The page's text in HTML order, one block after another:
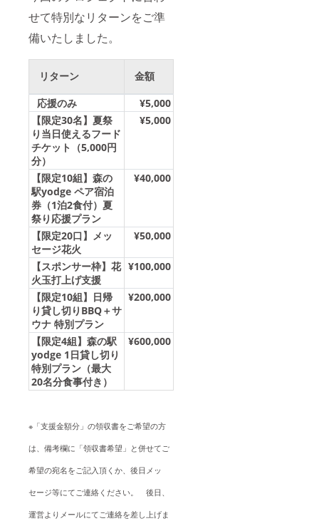
せて特別なリターンをご準
備いたしました。
リターン 金額
応援のみ
¥5,000
【限定30名】夏祭
り当日使えるフード
チケット（5,000円
分）
¥5,000
【限定10組】森の
駅yodge ペア宿泊
券（1泊2食付）夏
祭り応援プラン
¥40,000
【限定20口】メッ
セージ花火
¥50,000
【スポンサー枠】花
火玉打上げ支援
¥100,000
【限定10組】日帰
り貸し切りBBQ＋サ
ウナ 特別プラン
¥200,000
【限定4組】森の駅
yodge 1日貸し切り
特別プラン（最大
20名分食事付き）
¥600,000
※「支援金額分」の領収書をご希望の方
は、備考欄に「領収書希望」と併せてご
希望の宛名をご記入頂くか、後日メッ
セージ等にてご連絡ください。 後日、
運営よりメールにてご連絡を差し上げま